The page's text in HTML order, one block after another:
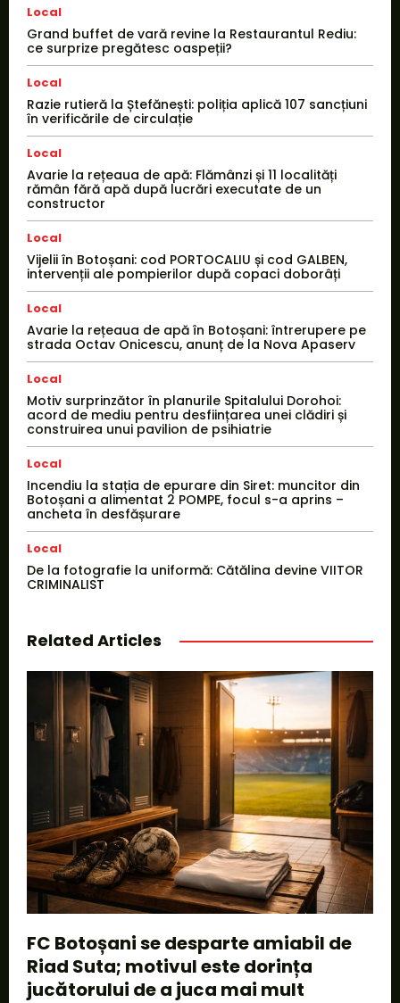
Local
Grand buffet de vară revine la Restaurantul Rediu:
ce surprize pregătesc oaspeții?
Local
Razie rutieră la Ștefănești: poliția aplică 107 sancțiuni
în verificările de circulație
Local
Avarie la rețeaua de apă: Flămânzi și 11 localități
rămân fără apă după lucrări executate de un
constructor
Local
Vijelii în Botoșani: cod PORTOCALIU și cod GALBEN,
intervenții ale pompierilor după copaci doborâți
Local
Avarie la rețeaua de apă în Botoșani: întrerupere pe
strada Octav Onicescu, anunț de la Nova Apaserv
Local
Motiv surprinzător în planurile Spitalului Dorohoi:
acord de mediu pentru desființarea unei clădiri și
construirea unui pavilion de psihiatrie
Local
Incendiu la stația de epurare din Siret: muncitor din
Botoșani a alimentat 2 POMPE, focul s-a aprins –
ancheta în desfășurare
Local
De la fotografie la uniformă: Cătălina devine VIITOR
CRIMINALIST
Related Articles
FC Botoșani se desparte amiabil de
Riad Suta; motivul este dorința
jucătorului de a juca mai mult